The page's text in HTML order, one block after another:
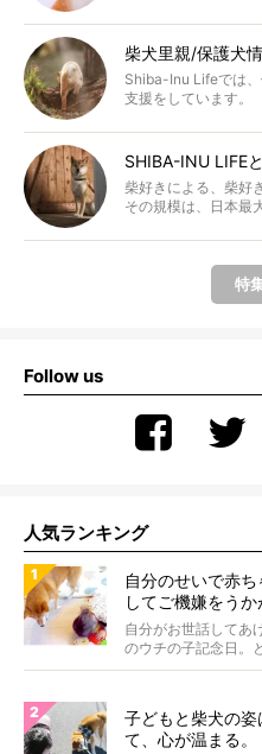
柴犬里親/保護犬
Shiba-Inu Lifeでは
支援をしています。
SHIBA-INU LIFE
柴好きによる、柴好
その規模は、日本最
特
Follow us
人気ランキング
自分のせいで赤
してご機嫌をう
画】
自分がお世話してあ
のウチの子記念日。
うを...
子どもと柴犬の
て、心が温まる。